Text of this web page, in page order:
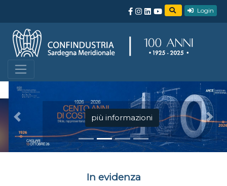
Login
più informazioni
Precedente
In evidenza